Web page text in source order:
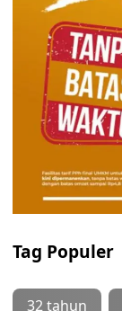
Tag Populer
32 tahun